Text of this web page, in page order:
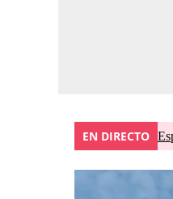
EN DIRECTO